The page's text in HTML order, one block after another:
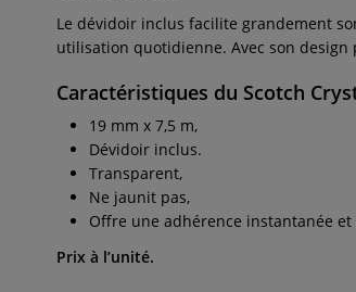
Le dévidoir inclus facilite grandement
utilisation quotidienne. Avec son
Caractéristiques du Scotch
19 mm x 7,5 m,
Dévidoir inclus.
Transparent,
Ne jaunit pas,
Offre une adhérence instantanée
Prix à l’unité.